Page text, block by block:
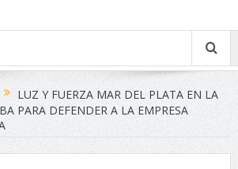
LUZ Y FUERZA MAR DEL PLATA EN LA
PARA DEFENDER A LA EMPRESA